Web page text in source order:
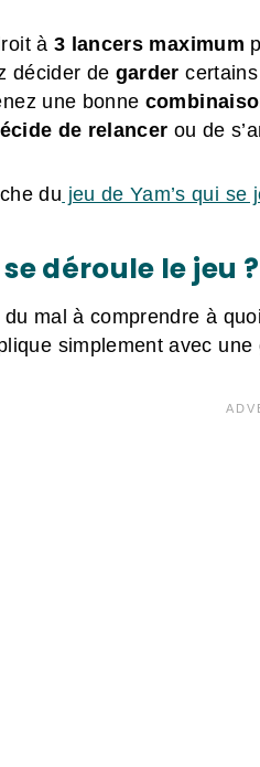
à 3 lancers maximum
décider de garder
une bonne
de relancer ou de
du jeu de Yam’s qui se
déroule le jeu ?
du mal à comprendre à
simplement avec